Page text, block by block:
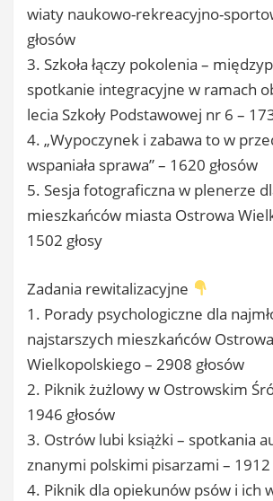
wiaty naukowo-rekreacyjno-
głosów
3. Szkoła łączy pokolenia –
spotkanie integracyjne w ramach
lecia Szkoły Podstawowej nr 6 –
4. „Wypoczynek i zabawa to w
wspaniała sprawa” – 1620 głosów
5. Sesja fotograficzna w plenerze
mieszkańców miasta Ostrowa
1502 głosy
Zadania rewitalizacyjne
1. Porady psychologiczne dla
najstarszych mieszkańców Ostrowa
Wielkopolskiego – 2908 głosów
2. Piknik żużlowy w Ostrowskim
1946 głosów
3. Ostrów lubi książki – spotkania
znanymi polskimi pisarzami – 1912
4. Piknik dla opiekunów psów i ich